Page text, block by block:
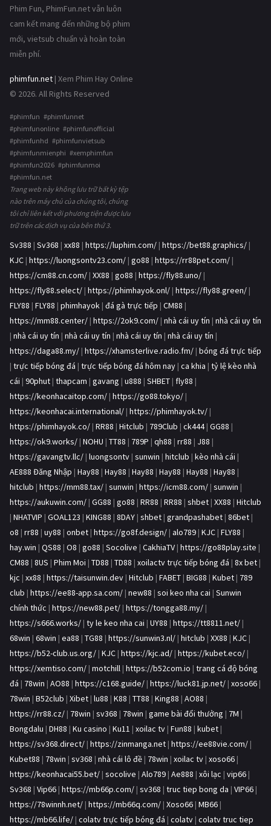
Phim Fun, PhimFun.net vẫn luôn
cam kết mang đến những bộ phim
mới, vietsub chuẩn và hoàn toàn
miễn phí.
phimfun.net | Xem Phim Hay Online
© 2026. All Rights Reserved
#phimfun #phimfunnet
#phimfunonline #phimfunofficial
#phimfunhd #phimfunvietsub
#phimfunmienphi #xemphimfun
#phimfun2026 #phimfunmoi
#phimfun.net
Trang web này không lưu trữ bất kỳ tệp
nào trên máy chủ của chúng tôi, chúng
tôi chỉ liên kết với phương tiện được lưu
trữ trên các dịch vụ của bên thứ 3.
Sv388 | Sv368 | xx88 | https://luphim.com/ | https://bet88.graphics/ |
KJC | https://luongsontv23.com/ | go88 | https://rr88pet.com/ |
https://cm88.cn.com/ | XX88 | go88 | https://fly88.uno/ |
https://fly88.select/ | https://phimhayok.onl/ | https://fly88.green/ |
FLY88 | FLY88 | phimhayok | đá gà trực tiếp | CM88 |
https://mm88.center/ | https://2ok9.com/ | nhà cái uy tín | nhà cái uy tín
| nhà cái uy tín | nhà cái uy tín | nhà cái uy tín | nhà cái uy tín |
https://daga88.my/ | https://xhamsterlive.radio.fm/ | bóng đá trực tiếp
| trực tiếp bóng đá | trực tiếp bóng đá hôm nay | ca khia | tỷ lệ kèo nhà
cái | 90phut | thapcam | gavang | u888 | SHBET | fly88 |
https://keonhacaitop.com/ | https://go88.tokyo/ |
https://keonhacai.international/ | https://phimhayok.tv/ |
https://phimhayok.co/ | RR88 | Hitclub | 789Club | ck444| GG88 |
https://ok9.works/ | NOHU | TT88 | 789P | qh88 | rr88 | J88 |
https://gavangtv.llc/ | luongsontv | sunwin | hitclub | kèo nhà cái |
AE888 Đăng Nhập | Hay88 | Hay88 | Hay88 | Hay88 | Hay88 | Hay88 |
hitclub | https://mm88.tax/ | sunwin | https://icm88.com/ | sunwin |
https://aukuwin.com/ | GG88 | go88 | RR88 | RR88 | shbet | XX88 | Hitclub
| NHATVIP | GOAL123 | KING88 | 8DAY | shbet | grandpashabet | 86bet |
o8 | rr88 | uy88 | onbet | https://go8f.design/ | alo789 | KJC | FLY88 |
hay.win | QS88 | O8 | go88 | Socolive | CakhiaTV | https://go88play.site |
CM88 | 8US | Phim Moi | TD88 | TD88 | xoilactv trực tiếp bóng đá | 8x bet |
kjc | xx88 | https://taisunwin.dev | Hitclub | FABET | BIG88 | Kubet | 789
club | https://ee88-app.sa.com/ | new88 | soi keo nha cai | Sunwin
chính thức | https://new88.pet/ | https://tongga88.my/ |
https://s666.works/ | ty le keo nha cai | UY88 | https://tt8811.net/ |
68win | 68win | ea88 | TG88 | https://sunwin3.nl/ | hitclub | XX88 | KJC |
https://b52-club.us.org/ | KJC | https://kjc.ad/ | https://kubet.eco/ |
https://xemtiso.com/ | motchill | https://b52com.io | trang cá độ bóng
đá | 78win | AO88 | https://c168.guide/ | https://luck81.jp.net/ | xoso66 |
78win | B52club | Xibet | lu88 | K88 | TT88 | King88 | AO88 |
https://rr88.cz/ | 78win | sv368 | 78win | game bài đổi thưởng | 7M |
Bongdalu | DH88 | Ku casino | Ku11 | xoilac tv | Fun88 | kubet |
https://sv368.direct/ | https://zinmanga.net | https://ee88vie.com/ |
Kubet88 | 78win | sv368 | nhà cái lô đề | 78win | xoilac tv | xoso66 |
https://keonhacai55.bet/ | socolive | Alo789 | Ae888 | xôi lạc | vip66 |
Sv368 | Vip66 | https://mb66p.com/ | sv368 | truc tiep bong da | VIP66 |
https://78winnh.net/ | https://mb66q.com/ | Xoso66 | MB66 |
https://mb66.life/ | colatv trực tiếp bóng đá | colatv | colatv truc tiep